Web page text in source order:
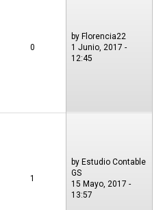
0
by Florencia22
1 Junio, 2017 -
12:45
1
by Estudio Contable
GS
15 Mayo, 2017 -
13:57